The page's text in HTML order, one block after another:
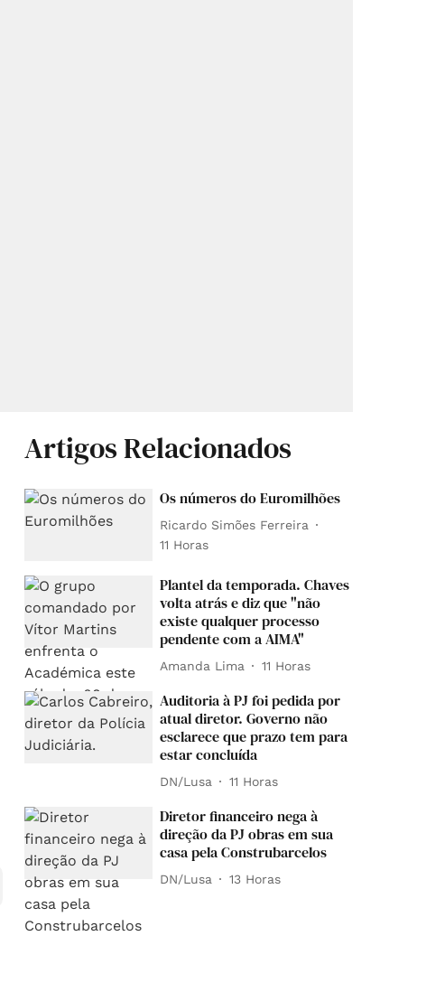
Artigos Relacionados
Os números do Euromilhões
Ricardo Simões Ferreira
11 Horas
Plantel da temporada. Chaves
volta atrás e diz que "não
existe qualquer processo
pendente com a AIMA"
Amanda Lima 11 Horas
Auditoria à PJ foi pedida por
atual diretor. Governo não
esclarece que prazo tem para
estar concluída
DN/Lusa 11 Horas
Diretor financeiro nega à
direção da PJ obras em sua
casa pela Construbarcelos
DN/Lusa 13 Horas